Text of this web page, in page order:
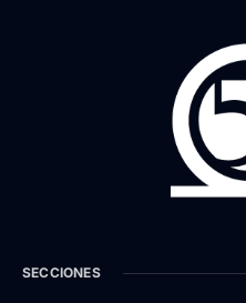
SECCIONES